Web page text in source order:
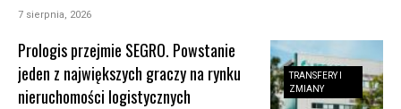
7 sierpnia, 2026
TRANSFERY I
ZMIANY
Prologis przejmie SEGRO. Powstanie
jeden z największych graczy na rynku
nieruchomości logistycznych